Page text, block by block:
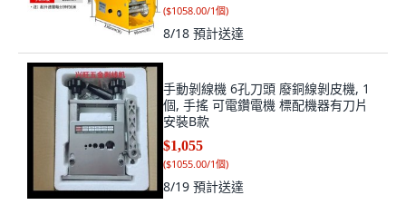
($1058.00/1個)
8/18 預計送達
手動剝線機 6孔刀頭 廢銅線剝皮機, 1
個, 手搖 可電鑽電機 標配機器有刀片
安裝B款
$1,055
($1055.00/1個)
8/19 預計送達